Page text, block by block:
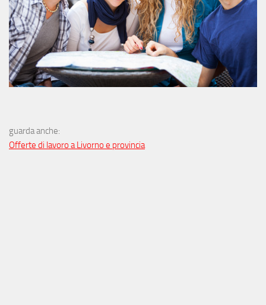
guarda anche:
Offerte di lavoro a Livorno e provincia